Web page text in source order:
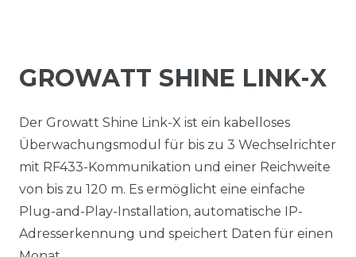
GROWATT SHINE LINK-X
Der Growatt Shine Link-X ist ein kabelloses
Überwachungsmodul für bis zu 3 Wechselrichter
mit RF433-Kommunikation und einer Reichweite
von bis zu 120 m. Es ermöglicht eine einfache
Plug-and-Play-Installation, automatische IP-
Adresserkennung und speichert Daten für einen